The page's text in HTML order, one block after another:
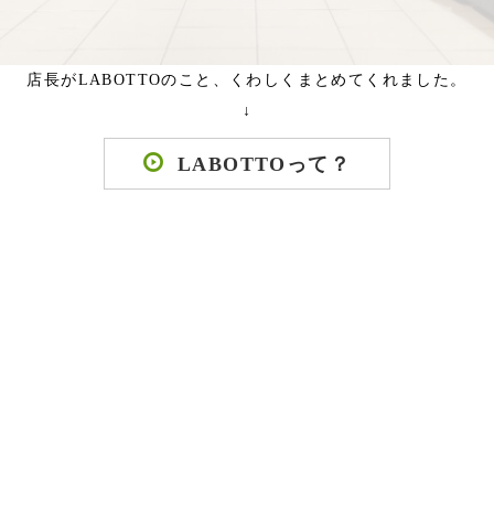
店長がLABOTTOのこと、くわしくまとめてくれました。
↓
LABOTTOって？